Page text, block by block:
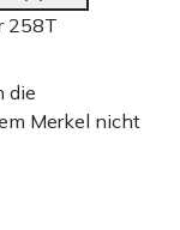
258T
die
Merkel nicht